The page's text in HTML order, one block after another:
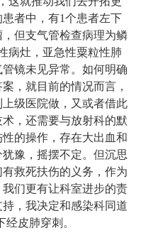
者中，有1个患者左下
但支气管检查病理为鳞
病灶，亚急性粟粒性肺
镜未见异常。如何明确
，就目前的情况而言，
级医院做，又或者借此
，还需要与放射科的默
的操作，存在大出血和
豫，摇摆不定。但沉思
救死扶伤的义务，作为
们更有让科室进步的责
，我决定和感染科同道
皮肺穿刺。